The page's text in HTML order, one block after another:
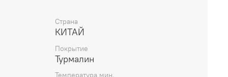
обеспечивают комфорт при
шикарными прическами каждый день!
начинающих мастеров, мастеров
же для домашнего использования.
коллекции можно использовать
Страна
КИТАЙ
Покрытие
Турмалин
Температура мин.